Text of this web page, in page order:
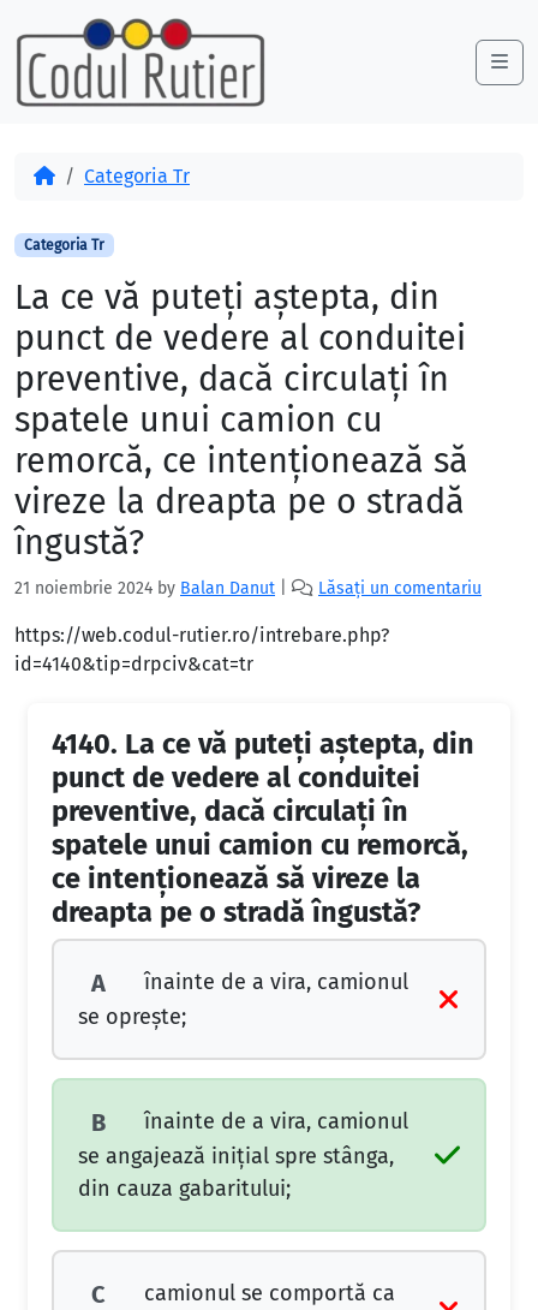
Skip to content
Skip to footer
AcasăCategoria Tr
Categoria Tr
La ce vă puteți aștepta, din
punct de vedere al conduitei
preventive, dacă circulați în
spatele unui camion cu
remorcă, ce intenționează să
vireze la dreapta pe o stradă
îngustă?
21 noiembrie 2024 by Balan Danut Lăsați un comentariu
https://web.codul-rutier.ro/intrebare.php?
id=4140&tip=drpciv&cat=tr
4140. La ce vă puteți aștepta, din
punct de vedere al conduitei
preventive, dacă circulați în
spatele unui camion cu remorcă,
ce intenționează să vireze la
dreapta pe o stradă îngustă?
A
înainte de a vira, camionul
se oprește;
B
înainte de a vira, camionul
se angajează inițial spre stânga,
din cauza gabaritului;
C
camionul se comportă ca